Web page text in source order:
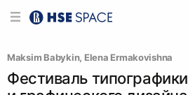
Maksim Babykin, Elena Ermakovishna
Фестиваль типографики